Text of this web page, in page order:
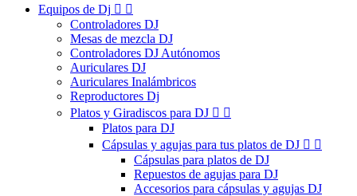
Equipos de Dj  
Controladores DJ
Mesas de mezcla DJ
Controladores DJ Autónomos
Auriculares DJ
Auriculares Inalámbricos
Reproductores Dj
Platos y Giradiscos para DJ  
Platos para DJ
Cápsulas y agujas para tus platos de DJ  
Cápsulas para platos de DJ
Repuestos de agujas para DJ
Accesorios para cápsulas y agujas DJ